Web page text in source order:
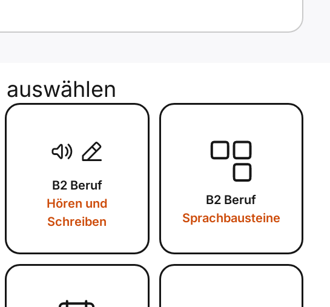
auswählen
B2 Beruf
Hören und
Schreiben
B2 Beruf
Sprachbausteine